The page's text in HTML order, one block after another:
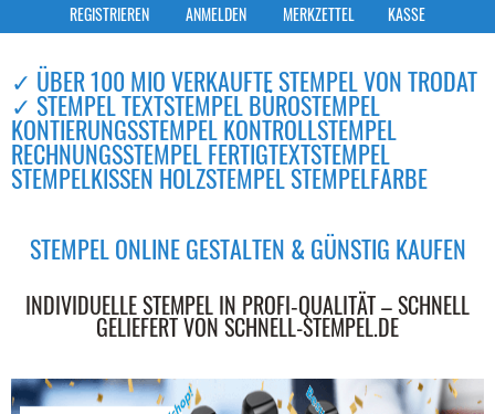
REGISTRIEREN ANMELDEN MERKZETTEL KASSE
✓ ÜBER 100 MIO VERKAUFTE STEMPEL VON TRODAT
✓ STEMPEL TEXTSTEMPEL BÜROSTEMPEL
KONTIERUNGSSTEMPEL KONTROLLSTEMPEL
RECHNUNGSSTEMPEL FERTIGTEXTSTEMPEL
STEMPELKISSEN HOLZSTEMPEL STEMPELFARBE
STEMPEL ONLINE GESTALTEN & GÜNSTIG KAUFEN
INDIVIDUELLE STEMPEL IN PROFI‑QUALITÄT – SCHNELL
GELIEFERT VON SCHNELL-STEMPEL.DE